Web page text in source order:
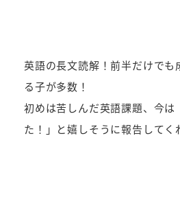
英語の長文読解！前半だけでも
る子が多数！
初めは苦しんだ英語課題、今は
た！」と嬉しそうに報告してく